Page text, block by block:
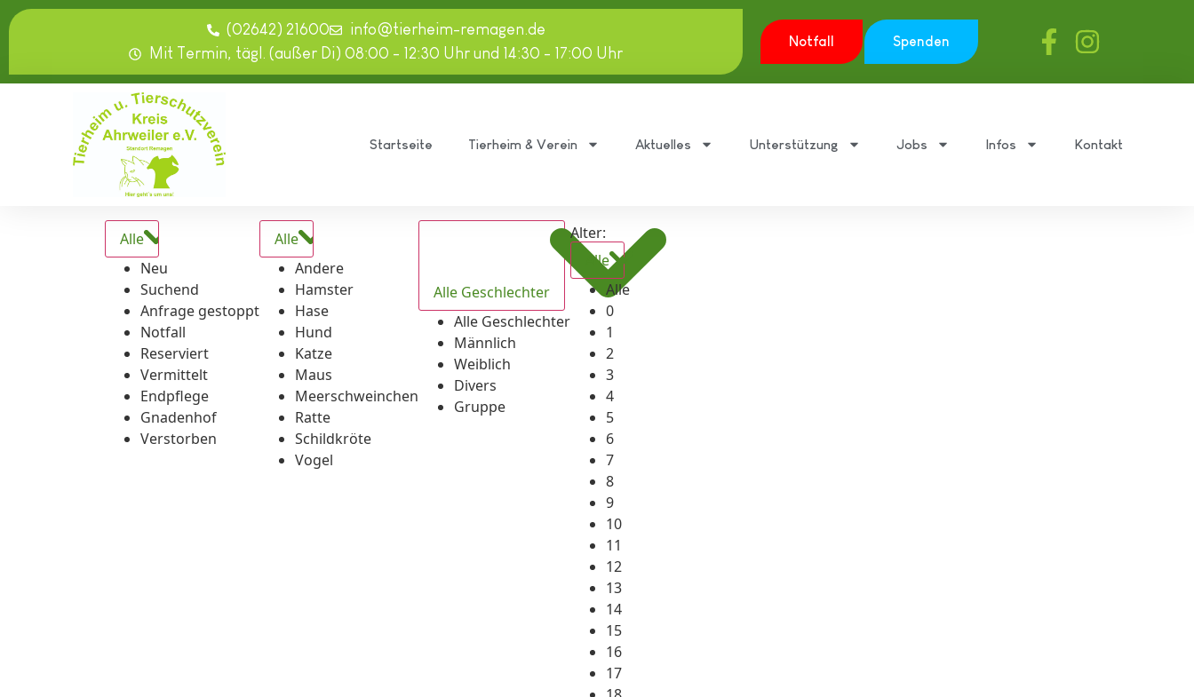
springen
(02642) 21600
info@tierheim-remagen.de
Mit Termin, tägl. (außer Di) 08:00 - 12:30 Uhr und 14:30 - 17:00 Uhr
Notfall Spenden
Startseite Tierheim & Verein Aktuelles Unterstützung Jobs Infos Kontakt
Alle
Neu
Suchend
Anfrage gestoppt
Notfall
Reserviert
Vermittelt
Endpflege
Gnadenhof
Verstorben
Alle
Andere
Hamster
Hase
Hund
Katze
Maus
Meerschweinchen
Ratte
Schildkröte
Vogel
Alle Geschlechter
Alle Geschlechter
Männlich
Weiblich
Divers
Gruppe
Alter:
Alle
Alle
0
1
2
3
4
5
6
7
8
9
10
11
12
13
14
15
16
17